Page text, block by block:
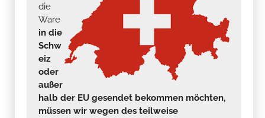
die
Ware
in die
Schw
eiz
oder
außer
halb der EU gesendet bekommen möchten,
müssen wir wegen des teilweise